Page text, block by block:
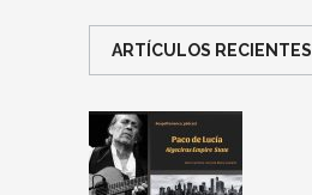
ARTÍCULOS RECIENTES